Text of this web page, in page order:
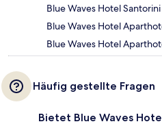
Blue Waves Hotel Santorini
Blue Waves Hotel
Blue Waves Hotel
Häufig gestellte Fragen
Bietet Blue Waves